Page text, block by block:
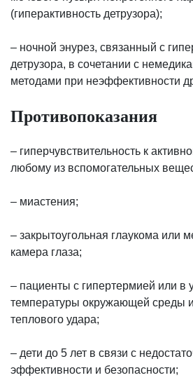
(гиперактивность детрузора);
– ночной энурез, связанный с
детрузора, в сочетании с
методами при неэффективности
Противопоказания
– гиперчувствительность к
любому из вспомогательных
– миастения;
– закрытоугольная глаукома или
камера глаза;
– пациенты с гипертермией или в
температуры окружающей среды
теплового удара;
– дети до 5 лет в связи с
эффективности и безопасности;